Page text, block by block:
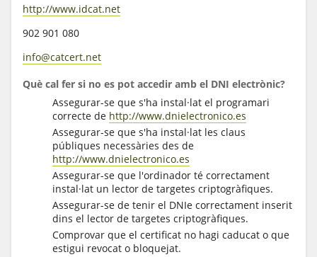
http://www.idcat.net
902 901 080
info@catcert.net
Què cal fer si no es pot accedir amb el DNI electrònic?
Assegurar-se que s'ha instal·lat el programari
correcte de http://www.dnielectronico.es
Assegurar-se que s'ha instal·lat les claus
públiques necessàries des de
http://www.dnielectronico.es
Assegurar-se que l'ordinador té correctament
instal·lat un lector de targetes criptogràfiques.
Assegurar-se de tenir el DNIe correctament inserit
dins el lector de targetes criptogràfiques.
Comprovar que el certificat no hagi caducat o que
estigui revocat o bloquejat.